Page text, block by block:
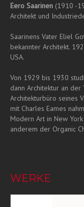
Eero Saarinen (1910 -
Architekt und
Saarinens Vater Eliel
bekannter Architekt.
USA.
Von 1929 bis 1930
dann Architektur an
Architekturbüro seines
mit Charles Eames
Modern Art in New
anderem der Organic
WERKE